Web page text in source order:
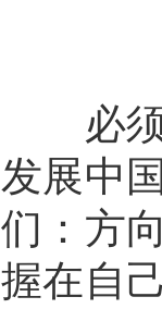
必须
发展中
们：方
握在自